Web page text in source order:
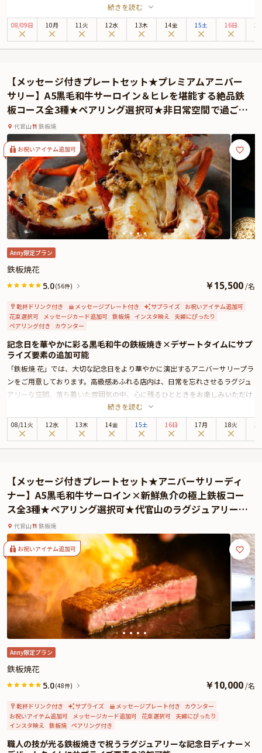
な料理とともに洗練された空間を提供しており、特別な日のディナーにおすす
めです。
アニバーサリーディナープランでは、旬の素材をふんだんに使用した創作鉄板
ーキも含まれており、記念日のディナーをより華やかに彩ること間違いありま
せん。特別な日にふさわしい豪華なひとときを「華 千房」でお過ごしくださ
い。
続きを読む
08/09日 10月 11火 12水 13木 14金 15土 16日
【メッセージ付きプレートセット★プレミアムアニバー
サリー】A5黒毛和牛サーロイン＆ヒレを堪能する絶品鉄
板コース全3種★ペアリング選択可★非日常空間で過ごす
特別なひととき in 代官山
代官山 鉄板焼
お祝いアイテム追加可
Anny限定プラン
鉄板焼花
5.0(56件) ￥15,500 /名
乾杯ドリンク付き メッセージプレート付き サプライズ お祝いアイテム追加可
花束選択可 メッセージカード追加可 鉄板焼 インスタ映え
夫婦にぴったり
ペアリング付き
カウンター
記念日を華やかに彩る黒毛和牛の鉄板焼き×デザートタイムにサプ
ライズ要素の追加可能
「鉄板焼 花」では、大切な記念日をより華やかに演出するアニバーサリープラ
ンをご用意しております。高級感あふれる店内は、日常を忘れさせるラグジュ
アリーな空間。落ち着いた雰囲気の中、心に残るひとときをお楽しみいただけ
記念日を華やかに彩るアニバーサリーコースでは、特選黒毛和牛の雌牛A5ラン
クヒレとサーロインの食べ比べをはじめ、オマール海老やフォアグラといった
また、赤・白・スパークリングなどの豊富なワインもラインナップ。ペアリン
グコースもご用意しているので、料理との饗宴もご堪能いただけます。食後に
は、メッセージ付きのデザートプレートでサプライズ演出も可能。大切な人へ
の想いを込めた一皿が、記念日をより特別なものにしてくれます。
さらに本プランでは、有料オプションで、アニバーサリーにぴったりな花束・
ギフト・カスタマイズ可能なメッセージカードなどをお付けすることが出来ま
す。メッセージカードは着席時に、花束やギフトはデザートタイムにご予約主
様にお渡し致しますので、サプライズにお役立てください。詳しくは本ページ
中段の「お祝いアイテム」の欄でお選び頂けます。
空間、料理、サービスすべてに「おもてなしの心」を込めた「鉄板焼 花」で、
最高のひとときをお過ごしください。
続きを読む
08/11火 12水 13木 14金 15土 16日 17月 18火
【メッセージ付きプレートセット★アニバーサリーディ
ナー】A5黒毛和牛サーロイン×新鮮魚介の極上鉄板コー
ス全3種★ペアリング選択可★代官山のラグジュアリー空
間で過ごす特別な夜
代官山 鉄板焼
お祝いアイテム追加可
Anny限定プラン
鉄板焼花
5.0(48件) ￥10,000 /名
乾杯ドリンク付き サプライズ メッセージプレート付き
カウンター
お祝いアイテム追加可 メッセージカード追加可 花束選択可 夫婦にぴったり
インスタ映え 鉄板焼 ペアリング付き
職人の技が光る鉄板焼きで祝うラグジュアリーな記念日ディナー×